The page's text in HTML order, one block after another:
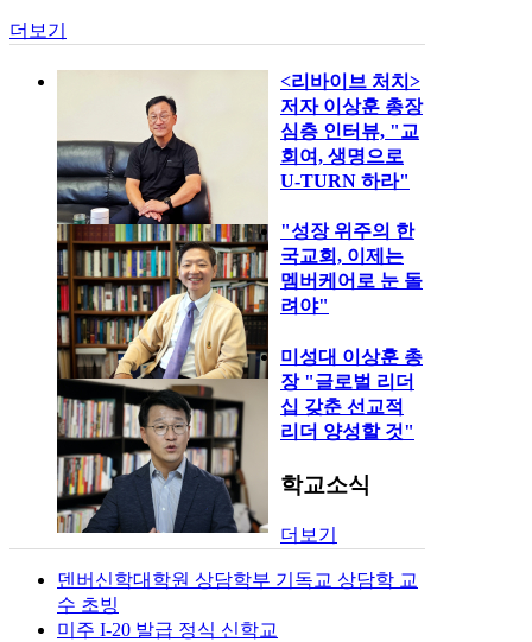
더보기
<리바이브 처치>
저자 이상훈 총장
심층 인터뷰, "교
회여, 생명으로
U-TURN 하라"
"성장 위주의 한
국교회, 이제는
멤버케어로 눈 돌
려야"
미성대 이상훈 총
장 "글로벌 리더
십 갖춘 선교적
리더 양성할 것"
학교소식
더보기
덴버신학대학원 상담학부 기독교 상담학 교
수 초빙
미주 I-20 발급 정식 신학교